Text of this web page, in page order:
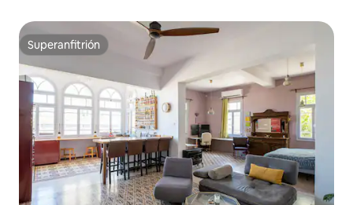
Superanfitrión
Superanfitrión